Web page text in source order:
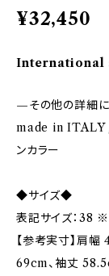
¥32,450
International
—その他の詳細
made in ITALY /
ンカラー
◆サイズ◆
表記サイズ：38
【参考実寸】肩
69cm、袖丈